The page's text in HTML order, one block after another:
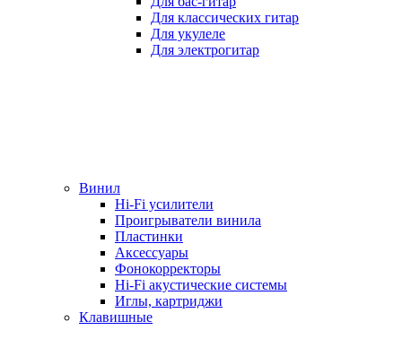
Для классических гитар
Для укулеле
Для электрогитар
Винил
Hi-Fi усилители
Проигрыватели винила
Пластинки
Аксессуары
Фонокорректоры
Hi-Fi акустические системы
Иглы, картриджи
Клавишные